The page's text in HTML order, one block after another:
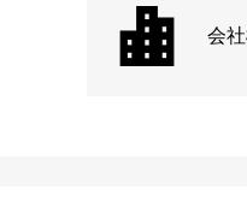
会